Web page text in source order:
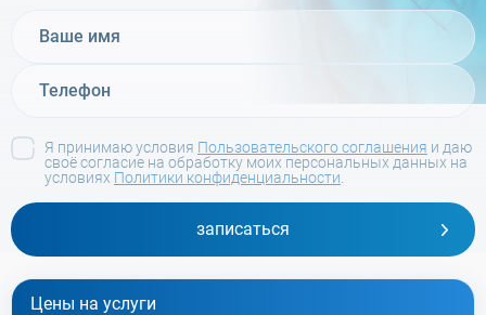
записаться
Я принимаю условия Пользовательского соглашения и даю
своё согласие на обработку моих персональных данных на
условиях Политики конфиденциальности
Цены на услуги